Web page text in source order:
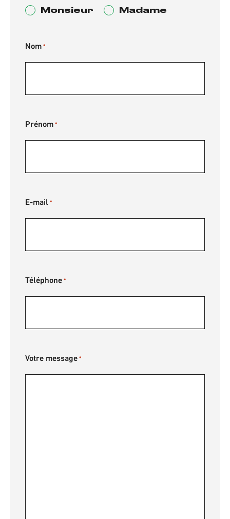
Monsieur Madame
Nom *
Prénom *
E-mail *
Téléphone *
Votre message *